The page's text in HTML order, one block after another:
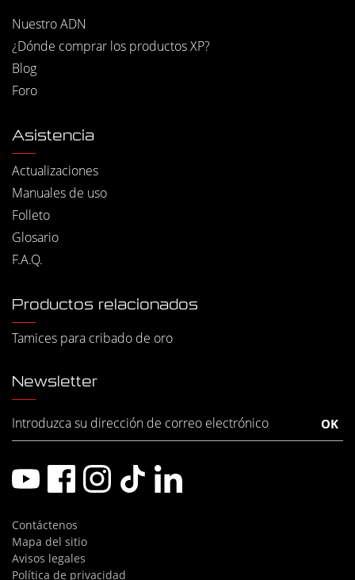
Nuestro ADN
¿Dónde comprar los productos XP?
Blog
Foro
Asistencia
Actualizaciones
Manuales de uso
Folleto
Glosario
F.A.Q.
Productos relacionados
Tamices para cribado de oro
Newsletter
Contáctenos
Mapa del sitio
Avisos legales
Política de privacidad